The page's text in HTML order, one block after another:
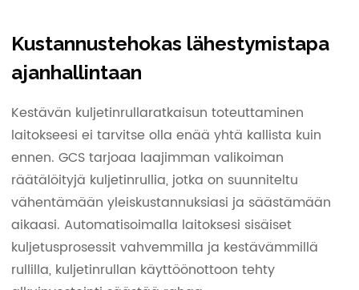
Kustannustehokas lähestymistapa
ajanhallintaan
Kestävän kuljetinrullaratkaisun toteuttaminen
laitokseesi ei tarvitse olla enää yhtä kallista kuin
ennen. GCS tarjoaa laajimman valikoiman
räätälöityjä kuljetinrullia, jotka on suunniteltu
vähentämään yleiskustannuksiasi ja säästämään
aikaasi. Automatisoimalla laitoksesi sisäiset
kuljetusprosessit vahvemmilla ja kestävämmillä
rullilla, kuljetinrullan käyttöönottoon tehty